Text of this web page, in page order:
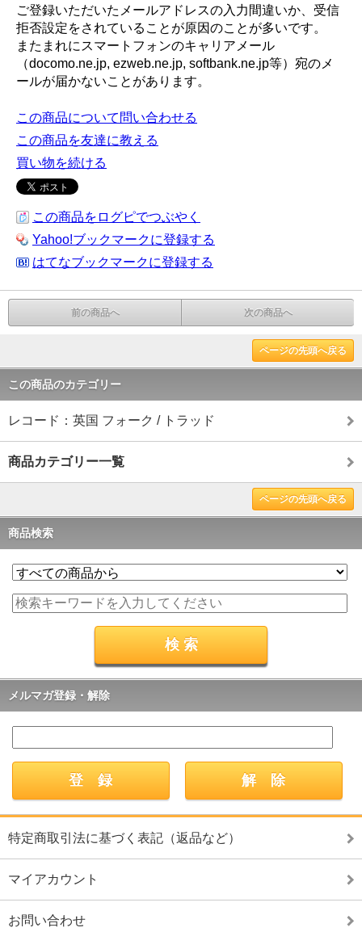
ご登録いただいたメールアドレスの入力間違いか、受信
拒否設定をされていることが原因のことが多いです。
またまれにスマートフォンのキャリアメール
（docomo.ne.jp, ezweb.ne.jp, softbank.ne.jp等）宛のメ
ールが届かないことがあります。
この商品について問い合わせる
この商品を友達に教える
買い物を続ける
この商品をログピでつぶやく
Yahoo!ブックマークに登録する
はてなブックマークに登録する
前の商品へ 次の商品へ
ページの先頭へ戻る
この商品のカテゴリー
レコード：英国 フォーク / トラッド
商品カテゴリー一覧
ページの先頭へ戻る
商品検索
メルマガ登録・解除
特定商取引法に基づく表記（返品など）
マイアカウント
お問い合わせ